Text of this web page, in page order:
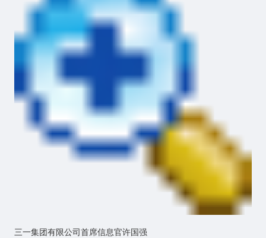
三一集团有限公司首席信息官许国强